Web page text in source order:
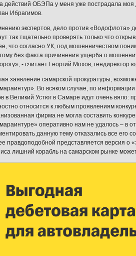
действий ОБЭПа у меня уже пострадала моя
Ибрагимов.
экспертов, дело против «Водофлота»
так тщательно проверять только что
что согласно УК, под мошенничеством
без факта причинения ущерба о
- считает Георгий Мохов, гендиректор
заявление самарской прокуратуры,
Во всяком случае, по
в Великий Устюг в Самаре идут очень вяло:
относится к любым проявлениям
фирма не могла составить
оперативно нам не удалось – в
данную тему отказались все его
правдоподобной представляется версия о
лишний корабль на самарском рынке